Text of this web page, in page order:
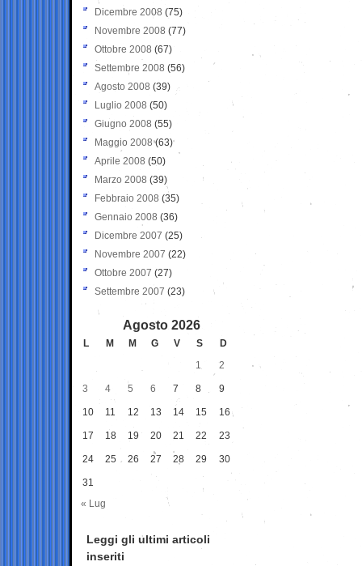
Dicembre 2008 (75)
Novembre 2008 (77)
Ottobre 2008 (67)
Settembre 2008 (56)
Agosto 2008 (39)
Luglio 2008 (50)
Giugno 2008 (55)
Maggio 2008(63)
Aprile 2008 (50)
Marzo 2008 (39)
Febbraio 2008 (35)
Gennaio 2008 (36)
Dicembre 2007 (25)
Novembre 2007 (22)
Ottobre 2007 (27)
Settembre 2007 (23)
Agosto 2026
L M M G V S
D
1
2
3 4 5 6 7 8 9
10 11 12 13 14 15 16
17 18 19 20 21 22 23
24 25 26 27 28 29 30
31
« Lug
Leggi gli ultimi articoli
inseriti